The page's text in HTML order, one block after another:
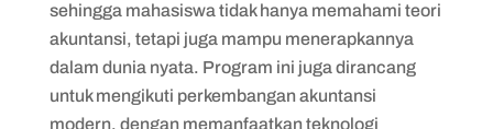
sehingga mahasiswa tidak hanya memahami teori
akuntansi, tetapi juga mampu menerapkannya
dalam dunia nyata. Program ini juga dirancang
untuk mengikuti perkembangan akuntansi
modern, dengan memanfaatkan teknologi